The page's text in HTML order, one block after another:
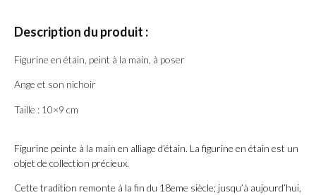
Description du produit :
Figurine en étain, peint à la main, à poser
Ange et son nichoir
Taille : 10×9 cm
Figurine peinte à la main en alliage d’étain. La figurine en étain est un
objet de collection précieux.
Cette tradition remonte à la fin du 18eme siècle; jusqu’à aujourd’hui,